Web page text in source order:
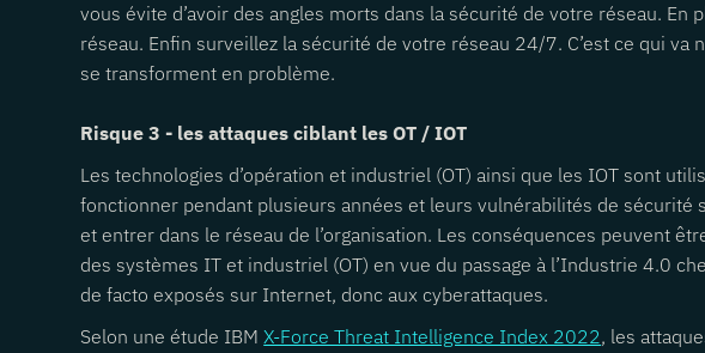
vous évite d’avoir des angles morts dans la sécurité de votre réseau. En
réseau. Enfin surveillez la sécurité de votre réseau 24/7. C’est ce qui
se transforment en problème.
Risque 3 - les attaques ciblant les OT / IOT
Les technologies d’opération et industriel (OT) ainsi que les IOT sont
fonctionner pendant plusieurs années et leurs vulnérabilités de
et entrer dans le réseau de l’organisation. Les conséquences peuvent
des systèmes IT et industriel (OT) en vue du passage à l’Industrie 4.0
de facto exposés sur Internet, donc aux cyberattaques.
Selon une étude IBMX-Force Threat Intelligence Index 2022, les